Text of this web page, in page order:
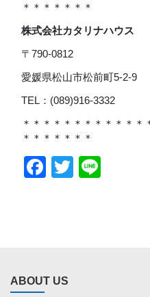
＊＊＊＊＊＊＊
株式会社カタリナハウス
〒790-0812
愛媛県松山市松前町5-2-9
TEL：(089)916-3332
＊＊＊＊＊＊＊＊＊＊＊＊
＊＊＊＊＊＊＊
Facebook
Twitter
ABOUT US